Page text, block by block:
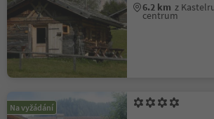
6.2 km z
centrum
Na vyžádání